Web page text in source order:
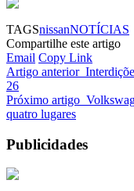
TAGSnissanNOTÍCIAS
Compartilhe este artigo
Email Copy Link
Artigo anterior
26
Próximo artigo
quatro lugares
Publicidades